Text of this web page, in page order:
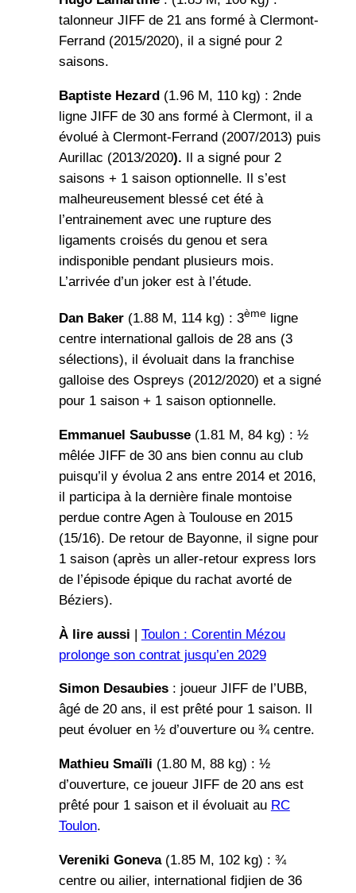
talonneur JIFF de 21 ans formé à Clermont-
Ferrand (2015/2020), il a signé pour 2
saisons.
Baptiste Hezard(1.96 M, 110 kg) : 2nde
ligne JIFF de 30 ans formé à Clermont, il a
évolué à Clermont-Ferrand (2007/2013) puis
Aurillac (2013/2020). Il a signé pour 2
saisons + 1 saison optionnelle. Il s’est
malheureusement blessé cet été à
l’entrainement avec une rupture des
ligaments croisés du genou et sera
indisponible pendant plusieurs mois.
L’arrivée d’un joker est à l’étude.
Dan Baker(1.88 M, 114 kg) : 3èmeligne
centre international gallois de 28 ans (3
sélections), il évoluait dans la franchise
galloise des Ospreys (2012/2020) et a signé
pour 1 saison + 1 saison optionnelle.
Emmanuel Saubusse (1.81 M, 84 kg) : ½
mêlée JIFF de 30 ans bien connu au club
puisqu’il y évolua 2 ans entre 2014 et 2016,
il participa à la dernière finale montoise
perdue contre Agen à Toulouse en 2015
(15/16). De retour de Bayonne, il signe pour
1 saison (après un aller-retour express lors
de l’épisode épique du rachat avorté de
Béziers).
À lire aussi | Toulon : Corentin Mézou
prolonge son contrat jusqu’en 2029
Simon Desaubies: joueur JIFF de l’UBB,
âgé de 20 ans, il est prêté pour 1 saison. Il
peut évoluer en ½ d’ouverture ou ¾ centre.
Mathieu Smaïli (1.80 M, 88 kg) : ½
d’ouverture, ce joueur JIFF de 20 ans est
prêté pour 1 saison et il évoluait au RC
Toulon.
Vereniki Goneva (1.85 M, 102 kg) : ¾
centre ou ailier, international fidjien de 36